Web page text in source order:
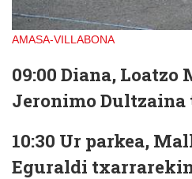
AMASA-VILLABONA
09:00 Diana, Loatzo
Jeronimo
10:30 Ur parkea,
Eguraldi